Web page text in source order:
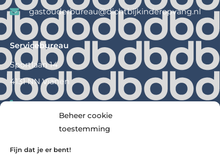
Beheer cookie
toestemming
Fijn dat je er bent!
gastouderbureau@dichtbijkinderopvang.nl
Servicebureau
Sportlaan 14
4131 NN Vianen
0347 – 36 66 60
dichtbijkinderopvang.nl